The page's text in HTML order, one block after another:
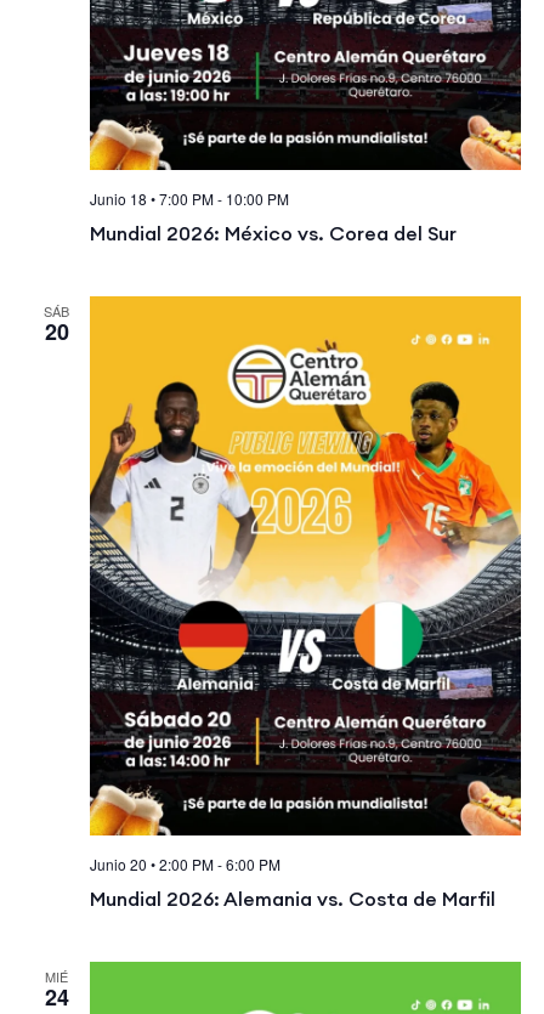
Junio 18 • 7:00 PM- 10:00 PM
Mundial 2026: México vs. Corea del Sur
SÁB
20
Junio 20 • 2:00 PM-6:00 PM
Mundial 2026: Alemania vs. Costa de Marfil
MIÉ
24